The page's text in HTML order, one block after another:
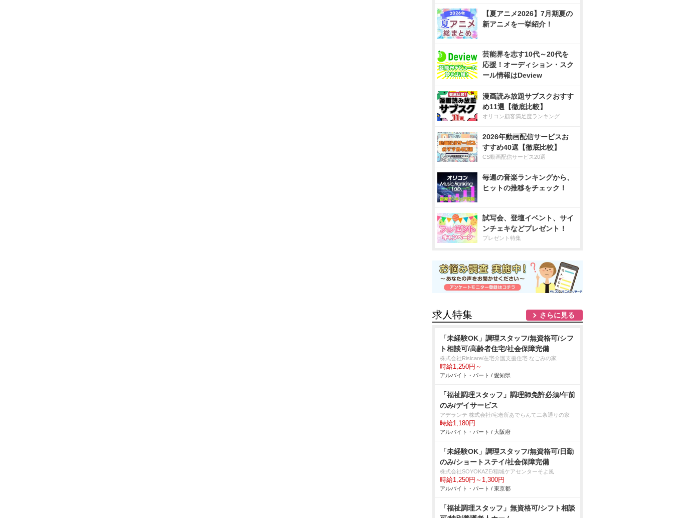
【夏アニメ2026】7月期夏の
新アニメを一挙紹介！
芸能界を志す10代～20代を
応援！オーディション・スク
ール情報はDeview
漫画読み放題サブスクおすす
め11選【徹底比較】
オリコン顧客満足度ランキング
2026年動画配信サービスお
すすめ40選【徹底比較】
CS動画配信サービス20選
毎週の音楽ランキングから、
ヒットの推移をチェック！
試写会、登壇イベント、サイ
ンチェキなどプレゼント！
プレゼント特集
求人特集 さらに見る
「未経験OK」調理スタッフ/無資格可/シフ
ト相談可/高齢者住宅/社会保障完備
株式会社Risicare/在宅介護支援住宅 なごみの家
時給1,250円～
アルバイト・パート / 愛知県
「福祉調理スタッフ」調理師免許必須/午前
のみ/デイサービス
アデランテ 株式会社/宅老所あでらんて二条通りの家
時給1,180円
アルバイト・パート / 大阪府
「未経験OK」調理スタッフ/無資格可/日勤
のみ/ショートステイ/社会保障完備
株式会社SOYOKAZE/稲城ケアセンターそよ風
時給1,250円～1,300円
アルバイト・パート / 東京都
「福祉調理スタッフ」無資格可/シフト相談